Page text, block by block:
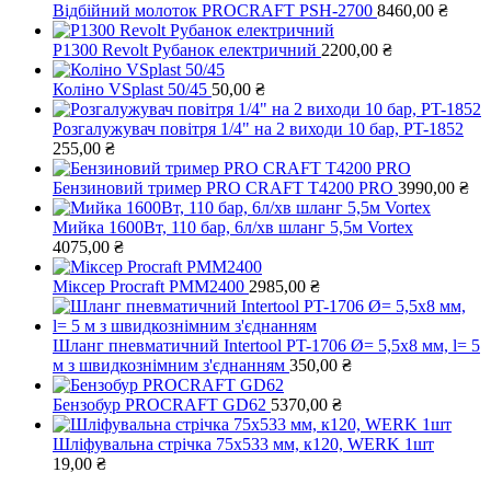
Відбійний молоток PROCRAFT PSH-2700 8460,00 ₴
P1300 Revolt Рубанок електричний 2200,00 ₴
Коліно VSplast 50/45 50,00 ₴
Розгалужувач повітря 1/4" на 2 виходи 10 бар, PT-1852
255,00 ₴
Бензиновий тример PRO СRAFT Т4200 PRO 3990,00 ₴
Мийка 1600Вт, 110 бар, 6л/хв шланг 5,5м Vortex
4075,00 ₴
Міксер Procraft PMM2400 2985,00 ₴
Шланг пневматичний Intertool PT-1706 Ø= 5,5х8 мм, l= 5
м з швидкознімним з'єднанням 350,00 ₴
Бензобур PROCRAFT GD62 5370,00 ₴
Шліфувальна стрічка 75х533 мм, к120, WERK 1шт
19,00 ₴